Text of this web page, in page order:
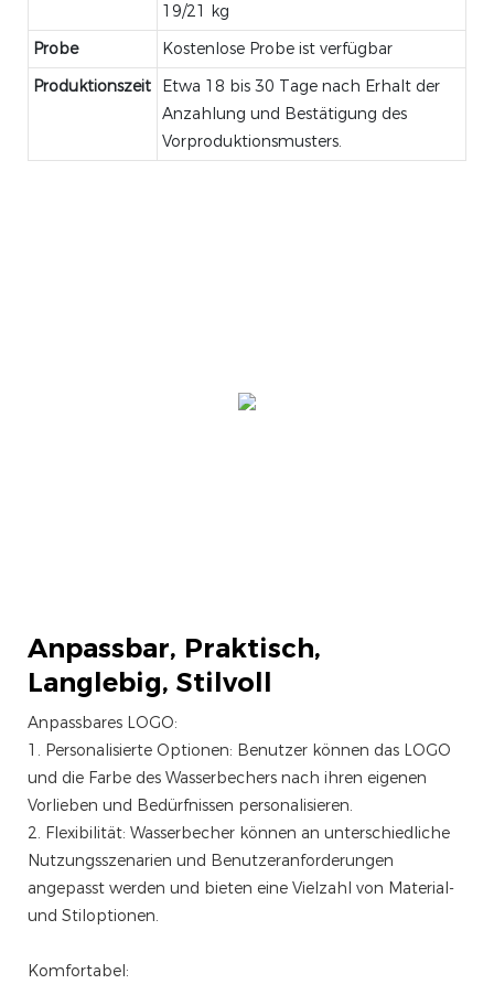
19/21 kg
Probe
Kostenlose Probe ist verfügbar
Produktionszeit
Etwa 18 bis 30 Tage nach Erhalt der
Anzahlung und Bestätigung des
Vorproduktionsmusters.
Anpassbar, Praktisch,
Langlebig, Stilvoll
Anpassbares LOGO:
1. Personalisierte Optionen: Benutzer können das LOGO
und die Farbe des Wasserbechers nach ihren eigenen
Vorlieben und Bedürfnissen personalisieren.
2. Flexibilität: Wasserbecher können an unterschiedliche
Nutzungsszenarien und Benutzeranforderungen
angepasst werden und bieten eine Vielzahl von Material-
und Stiloptionen.
Komfortabel: